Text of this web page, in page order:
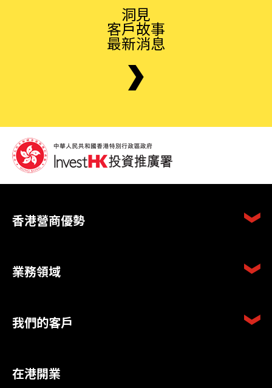
洞見
客戶故事
最新消息
香港營商優勢
業務領域
我們的客戶
在港開業